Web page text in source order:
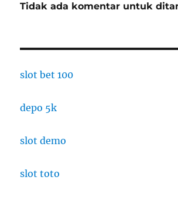
Tidak ada komentar untuk
slot bet 100
depo 5k
slot demo
slot toto